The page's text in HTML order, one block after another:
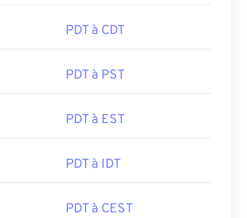
PDT à CDT
PDT à PST
PDT à EST
PDT à IDT
PDT à CEST